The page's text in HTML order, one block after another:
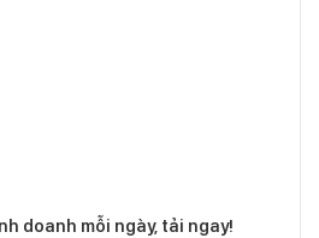
doanh mỗi ngày, tải ngay!